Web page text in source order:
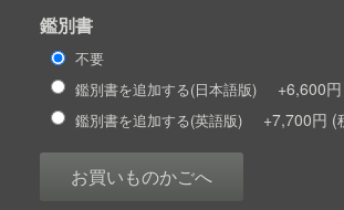
鑑別書
不要
鑑別書を追加する(日本語版)
+6,600円
鑑別書を追加する(英語版) +7,700円
お買いものかごへ